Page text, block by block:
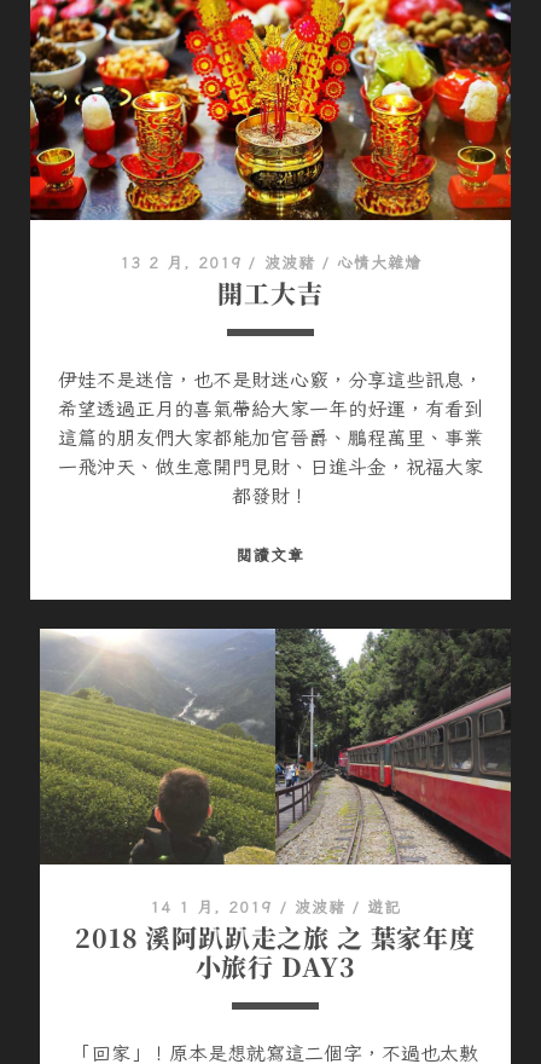
艾
瑞
克
與
伊
娃
的
小
東
北
跟
團
行
13 2 月, 2019 / 波波豬 / 心情大雜燴
開工大吉
伊娃不是迷信，也不是財迷心竅，分享這些訊息，
希望透過正月的喜氣帶給大家一年的好運，有看到
這篇的朋友們大家都能加官晉爵、鵬程萬里、事業
一飛沖天、做生意開門見財、日進斗金，祝福大家
都發財！
閱讀文章
吉
14 1 月, 2019 / 波波豬 / 遊記
2018 溪阿趴趴走之旅 之 葉家年度
小旅行 DAY3
「回家」！原本是想就寫這二個字，不過也太敷